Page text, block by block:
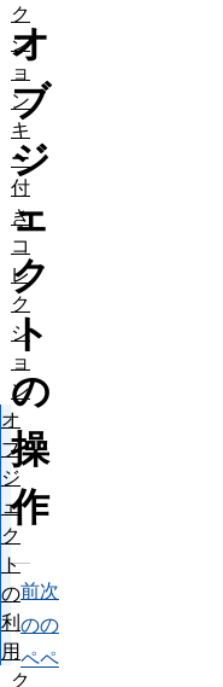
オ
ブ
ジ
ェ
ク
ト
の
操
作
前
の
ペ
次
の
ペ
ク
シ
ョ
ン
キ
ー
付
き
コ
レ
ク
シ
ョ
ン
オ
ブ
ジ
ェ
ク
ト
の
利
用
ク